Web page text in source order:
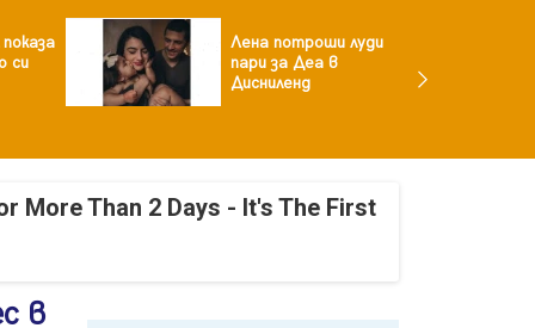
си
Лена потроши луди
пари за Деа в
Дисниленд
More Than 2 Days - It's The First
в